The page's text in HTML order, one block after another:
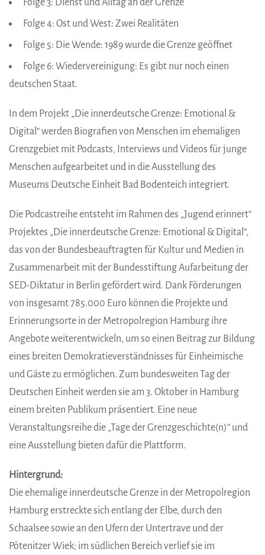
Folge 3: Dienst und Alltag an der Grenze
Folge 4: Ost und West: Zwei Realitäten
Folge 5: Die Wende: 1989 wurde die Grenze geöffnet
Folge 6: Wiedervereinigung: Es gibt nur noch einen
deutschen Staat.
In dem Projekt „Die innerdeutsche Grenze: Emotional &
Digital“ werden Biografien von Menschen im ehemaligen
Grenzgebiet mit Podcasts, Interviews und Videos für junge
Menschen aufgearbeitet und in die Ausstellung des
Museums Deutsche Einheit Bad Bodenteich integriert.
Die Podcastreihe entsteht im Rahmen des „Jugend erinnert“
Projektes „Die innerdeutsche Grenze: Emotional & Digital“,
das von der Bundesbeauftragten für Kultur und Medien in
Zusammenarbeit mit der Bundesstiftung Aufarbeitung der
SED-Diktatur in Berlin gefördert wird. Dank Förderungen
von insgesamt 785.000 Euro können die Projekte und
Erinnerungsorte in der Metropolregion Hamburg ihre
Angebote weiterentwickeln, um so einen Beitrag zur Bildung
eines breiten Demokratieverständnisses für Einheimische
und Gäste zu ermöglichen. Zum bundesweiten Tag der
Deutschen Einheit werden sie am 3. Oktober in Hamburg
einem breiten Publikum präsentiert. Eine neue
Veranstaltungsreihe die „Tage der Grenzgeschichte(n)“ und
eine Ausstellung bieten dafür die Plattform.
Hintergrund:
Die ehemalige innerdeutsche Grenze in der Metropolregion
Hamburg erstreckte sich entlang der Elbe, durch den
Schaalsee sowie an den Ufern der Untertrave und der
Pötenitzer Wiek; im südlichen Bereich verlief sie im